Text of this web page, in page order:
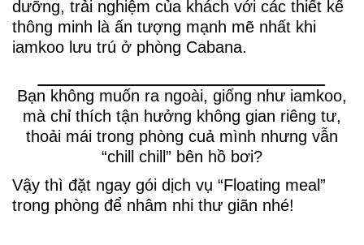
dưỡng, trải nghiệm của khách với các thiết kế
thông minh là ấn tượng mạnh mẽ nhất khi
iamkoo lưu trú ở phòng Cabana.
Bạn không muốn ra ngoài, giống như iamkoo,
mà chỉ thích tận hưởng không gian riêng tư,
thoải mái trong phòng cuả mình nhưng vẫn
“chill chill” bên hồ bơi?
Vậy thì đặt ngay gói dịch vụ “Floating meal”
trong phòng để nhâm nhi thư giãn nhé!